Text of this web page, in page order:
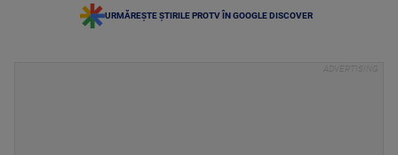
URMĂREȘTE ȘTIRILE PROTV ÎN GOOGLE DISCOVER